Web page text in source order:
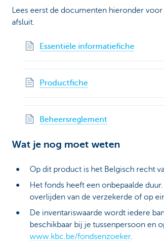
Lees eerst de documenten hieronder
afsluit.
Essentiële informatiefiche
Productfiche
Beheersreglement
Wat je nog moet weten
Op dit product is het Belgisch recht
Het fonds heeft een onbepaalde
overlijden van de verzekerde of op
De inventariswaarde wordt iedere
beschikbaar bij je tussenpersoon en
www.kbc.be/fondsenzoeker.